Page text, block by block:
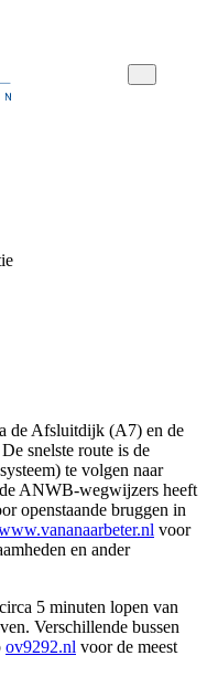
de Afsluitdijk (A7) en de
snelste route is de
te volgen naar
ANWB-wegwijzers heeft
openstaande bruggen in
voor
en ander
5 minuten lopen van
Verschillende bussen
ov9292.nl voor de meest